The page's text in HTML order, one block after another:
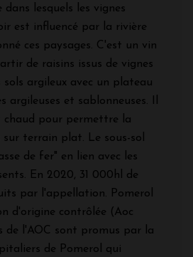
lesquels les vignes
est influencé par la rivière
ces paysages. C'est un vin
de raisins issus de vignes
sols argileux avec un plateau
argileuses et sablonneuses. Il
pour permettre la
sur terrain plat. Le sous-sol
de fer" en lien avec les
En 2020, 31 000hl de
par l'appellation. Pomerol
d'origine contrôlée (Aoc
de l'AOC sont promus par la
de Pomerol qui